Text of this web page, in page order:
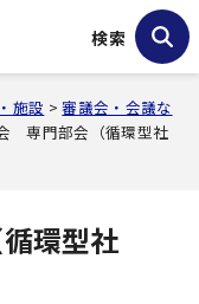
検索
施設 >審議会・会議な
専門部会（循環型社
環型社